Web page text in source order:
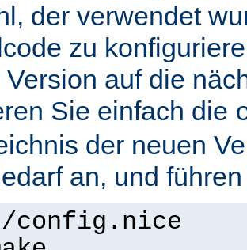
der verwendet
zu
Version auf die
Sie einfach die
der neuen
an, und
config.nice